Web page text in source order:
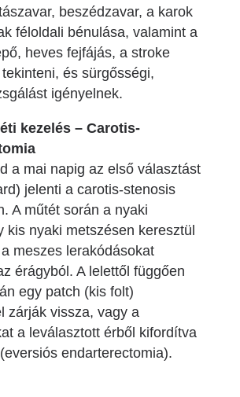
beszédzavar, a karok
féloldali bénulása, valamint a
heves fejfájás, a stroke
és sürgősségi,
igényelnek.
kezelés – Carotis-
a mai napig az első választást
jelenti a carotis-stenosis
A műtét során a nyaki
kis nyaki metszésen keresztül
meszes lerakódásokat
érágyból. A lelettől függően
egy patch (kis folt)
zárják vissza, vagy a
a leválasztott érből kifordítva
endarterectomia).